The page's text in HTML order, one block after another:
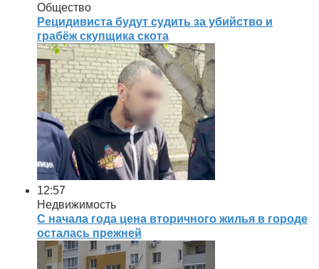
Общество
Рецидивиста будут судить за убийство и
грабёж скупщика скота
12:57
Недвижимость
С начала года цена вторичного жилья в городе
осталась прежней